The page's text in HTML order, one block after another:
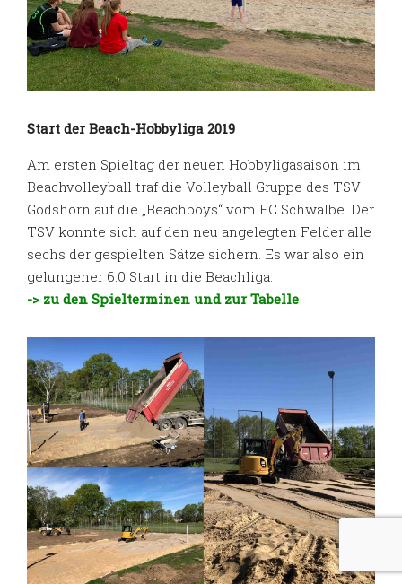
Start der Beach-Hobbyliga 2019
Am ersten Spieltag der neuen Hobbyligasaison im
Beachvolleyball traf die Volleyball Gruppe des TSV
Godshorn auf die „Beachboys“ vom FC Schwalbe. Der
TSV konnte sich auf den neu angelegten Felder alle
sechs der gespielten Sätze sichern. Es war also ein
gelungener 6:0 Start in die Beachliga.
-> zu den Spielterminen und zur Tabelle